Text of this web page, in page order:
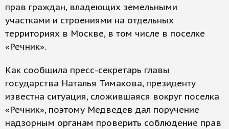
прав граждан, владеющих земельными
участками и строениями на отдельных
территориях в Москве, в том числе в поселке
«Речник».
Как сообщила пресс-секретарь главы
государства Наталья Тимакова, президенту
известна ситуация, сложившаяся вокруг поселка
«Речник», поэтому Медведев дал поручение
надзорным органам проверить соблюдение прав